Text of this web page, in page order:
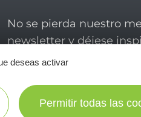
No se pierda nuestro
newsletter y déjese
disfrutar de su estancia
AQUÍ!
deseas activar
Permitir todas las